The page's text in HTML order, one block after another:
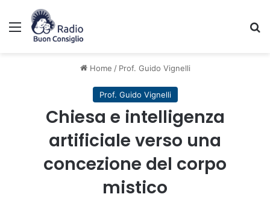
Menu
Home / Prof. Guido Vignelli
Prof. Guido Vignelli
Chiesa e intelligenza
artificiale verso una
concezione del corpo
mistico